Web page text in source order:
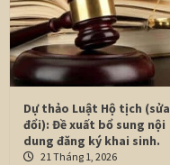
Dự thảo Luật Hộ tịch (sửa
đổi): Đề xuất bổ sung nội
dung đăng ký khai sinh.
21 Tháng 1, 2026